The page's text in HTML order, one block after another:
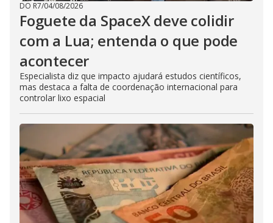
DO R7/04/08/2026
Foguete da SpaceX deve colidir
com a Lua; entenda o que pode
acontecer
Especialista diz que impacto ajudará estudos científicos,
mas destaca a falta de coordenação internacional para
controlar lixo espacial